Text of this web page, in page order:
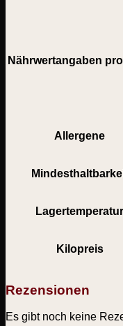
Nährwertangaben
Allergene
Lagertemperatur
Kilopreis
Rezensionen
Es gibt noch keine